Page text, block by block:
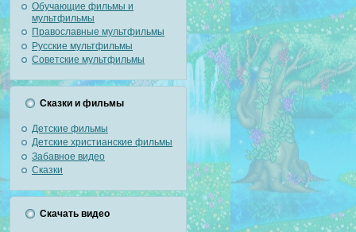
Обучающие фильмы и
мультфильмы
Православные мультфильмы
Русские мультфильмы
Советские мультфильмы
Сказки и фильмы
Детские фильмы
Детские христианские фильмы
Забавное видео
Сказки
Скачать видео